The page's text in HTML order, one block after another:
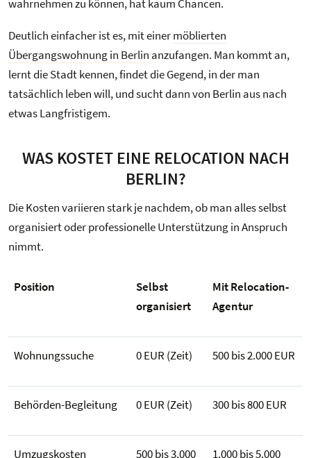
wahrnehmen zu können, hat kaum Chancen.
Deutlich einfacher ist es, mit einermöblierten
Übergangswohnung in Berlin anzufangen. Man kommt an,
lernt die Stadt kennen, findet die Gegend, in der man
tatsächlich leben will, und sucht dann von Berlin aus nach
etwas Langfristigem.
WAS KOSTET EINE RELOCATION NACH
BERLIN?
Die Kosten variieren stark je nachdem, ob man alles selbst
organisiert oder professionelle Unterstützung in Anspruch
nimmt.
Position
Selbst
organisiert
Mit Relocation-
Agentur
Wohnungssuche 0 EUR (Zeit) 500 bis 2.000 EUR
Behörden-Begleitung 0 EUR (Zeit) 300 bis 800 EUR
Umzugskosten 500 bis 3.000 1.000 bis 5.000